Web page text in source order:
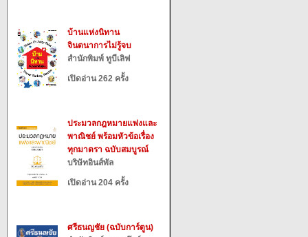
บ้านแห่งนิทาน
จินตนาการไม่รู้จบ
สำนักพิมพ์ ทูบีเลิฟ
เปิดอ่าน 262 ครั้ง
ประมวลกฎหมายแพ่งและ
พาณิชย์ พร้อมหัวข้อเรื่อง
ทุกมาตรา ฉบับสมบูรณ์
บริษัทอินส์พัล
เปิดอ่าน 204 ครั้ง
ศรีธนญชัย (ฉบับการ์ตูน)